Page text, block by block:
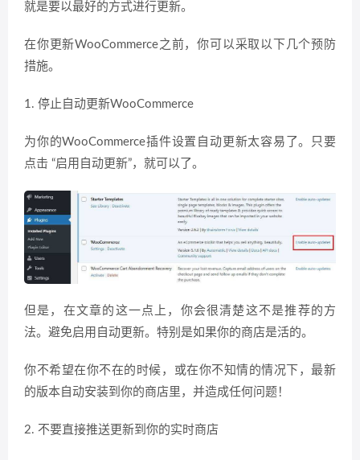
就是要以最好的方式进行更新。
在你更新WooCommerce之前，你可以采取以下几个预防
措施。
1. 停止自动更新WooCommerce
为你的WooCommerce插件设置自动更新太容易了。只要
点击 “启用自动更新”，就可以了。
但是，在文章的这一点上，你会很清楚这不是推荐的方
法。避免启用自动更新。特别是如果你的商店是活的。
你不希望在你不在的时候，或在你不知情的情况下，最新
的版本自动安装到你的商店里，并造成任何问题！
2. 不要直接推送更新到你的实时商店